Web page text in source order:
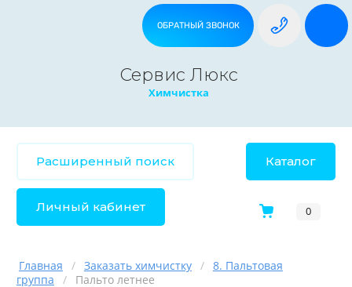
ОБРАТНЫЙ ЗВОНОК
Сервис Люкс
Химчистка
Расширенный поиск Каталог
Личный кабинет 0
Главная / Заказать химчистку / 8. Пальтовая
группа
/ Пальто летнее